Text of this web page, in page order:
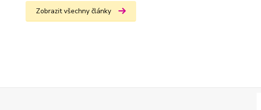
Zobrazit všechny články